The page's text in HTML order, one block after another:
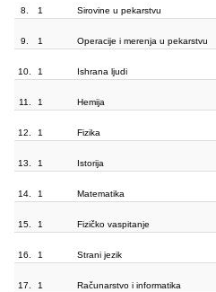
8. 1 Sirovine u pekarstvu
9. 1 Operacije i merenja u pekarstvu
10. 1 Ishrana ljudi
11. 1 Hemija
12. 1 Fizika
13. 1 Istorija
14. 1 Matematika
15. 1 Fizičko vaspitanje
16. 1 Strani jezik
17. 1 Računarstvo i informatika